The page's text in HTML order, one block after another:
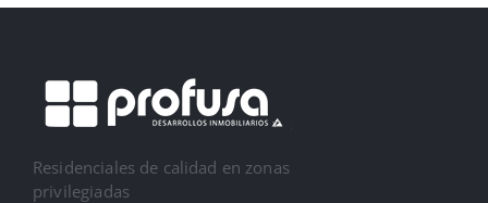
Residenciales de calidad en zonas
privilegiadas